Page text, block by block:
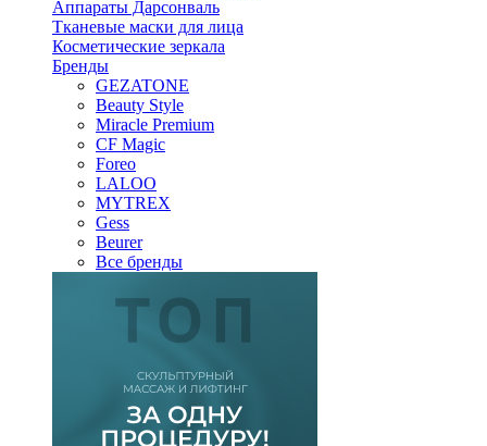
Аппараты Дарсонваль
Тканевые маски для лица
Косметические зеркала
Бренды
GEZATONE
Beauty Style
Miracle Premium
CF Magic
Foreo
LALOO
MYTREX
Gess
Beurer
Все бренды